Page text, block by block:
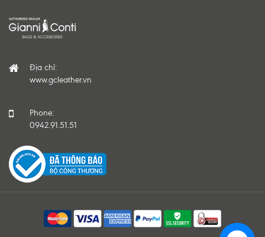
Địa chỉ:
www.gcleather.vn
Phone:
0942.91.51.51